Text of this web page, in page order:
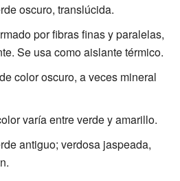
oscuro, translúcida.
por fibras finas y paralelas,
Se usa como aislante térmico.
color oscuro, a veces mineral
varía entre verde y amarillo.
antiguo; verdosa jaspeada,